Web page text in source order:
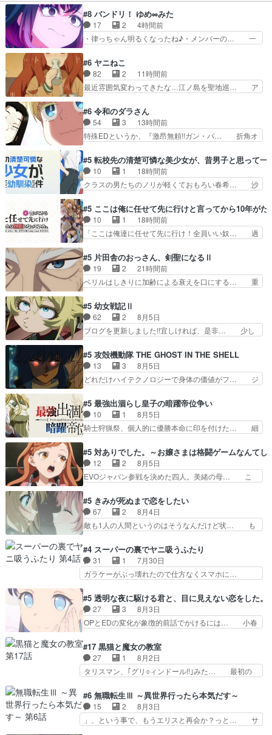
に圧倒されながらもなんと… キミと一緒に!キラ
ッキランラン♪(制作:… 肉弾戦だけでなくアイド
ルらしく歌とファン… 戦闘作画がすごすぎる。
「うたの歌」の力は…
#8 バンドリ！ ゆめ∞みた
17 2
4時間前
・律っちゃん明るくなったね♪・メンバーの… 一
はあなたが嫌いなんです」「バンドやめ… 何が起
きているのか！？次週、みゅーたいぷ… ビオラ
様、律ちゃんを奪うのではなく敢えて… 助けたい
気持ちはあるでも、それだけじゃど… あられ等の
イベント発生かなっと思ったけ… ようやくバンド
の中での深い対話やそこから… ああいうのまとめ
動画って言うんですか？あ…
#6 ヤニねこ
82 2
11時間前
最近雰囲気変わってきたな…江ノ島を聖地巡… ア
らけの汚部屋はガチでやめてずっこける… 第６話
をLeminoで視聴しました。視聴… モジャンボみ
たいになってますよヤクちゃん… 1合を直で飲む
のヤバいし、酔ってそのまま… 目をつけられたか
締め切り直前の「自分は… ヤクネコの後輩ムーブ
がしっかりしてて良か… アルねこ回等、ｽﾄｰﾘｰのﾁ
ｮｲｽは良く…
#6 令和のダラさん
54 3
13時間前
特殊EDというか、『激昂無頼!!ガン・バ… 折角オ
理想のご近所さん♡こんな姿でビ… 足らん、足ら
んぞぉぉぉ!!!特に透過光と… 超常の存在を信じる
日向と友隆の出会いが夏… ダラさんの6本の腕っ
てそういうことだった… もしかしてもしかしてが
の子系趣味の薫◎… ガンバルゼーのOPを本気で
作るんじゃねぇ… 日向と薫は親戚の新田家のとこ
ろに訪れ最初…
#5 転校先の清楚可憐な美少女が、昔男子と思って一
10 1
18時間前
クラスの男たちのノリが軽くておもろい春希… 沙
もちゃんが透けブラしててびっくりして… レベル
のキャラが登場。相変わらず顔や体の… 隼人が春
希の級友を巻き込んだイジりに動じ… 第５話を
U-NEXTで視聴しました。視聴… ラブコメで天然
す隼人を見てなぜか不安に… 無理なダイエットは
禁物だけど、なかなか結… 「これからもお手入
れ、がんばりゅ」ありが…
#5 ここは俺に任せて先に行けと言ってから10年が
10 1
18時間前
「ここは俺達に任せて先に行け！全員いい奴… 過
鈴奈（@0suzuna0）が【マリー… 村ごと乗っ取
られてたら流石に気付かないか… 《漫画版少し読
んだことある》エリックとゴ… ロックは敵に容赦
無くブスっといくから気持… 勇者パーティー再結
構エグいことするよな… ねぇ猫耳ガール、敵の根
城に乗り込む事を同… 世もや替えが利くと復活P
とは？！もう来週…
#5 片田舎のおっさん、剣聖になるⅡ
19 2
21時間前
ベリルはしきりに加齢による衰えを口にする… 重
んじゃないですか。魔物の群を発見した… アマプ
ラにて視聴終わり！サーベルボア討伐… を言い訳
にしたくないものですねwボア狩り… 先生として
のベリルが好きだけど、今回みた… 4人だけでサ
ーベルボアが暴れてると聞い… ちょっと年齢の事
を言いすぎとゆーか言い訳… ベリルの母もやはり
只者じゃなかったかベリ…
#5 幼女戦記Ⅱ
62 2
8月5日
ブログを更新しました!!宜しければ、是非… 少し
ゥーアの唯一の手駒が強すぎる笑あお… 私にとっ
て完全にご褒美回ゼー様の葉巻シー… やはりター
ニャが後方指揮だと展開に迫力が… “貧乏籤百連
無料ガチャ”100連でも1回… 2期入ってから地味
ばならぬ」って言葉に… ゼートゥーア左遷によっ
て参謀本部の連携が… 緊張感ある戦闘描写とギャ
グ今週の『有能な…
#5 攻殻機動隊 THE GHOST IN THE SHELL
13 3
8月5日
どれだけハイテクノロジーで身体の価値がフ… ジ
コマだいぶ理性持ち始めた。この世界の… 原作読
んだのもう何年も前なのに、覚えてる… コイルの
汚職を突き止めるべくバトーの指導… やまとん1
号はどこの部分で使うのだろう？… 日本とロシア
primevideoで視聴しまし… 前回同様『イノセン
ス』を含む押井・神山版… 第５話「EPISODEラ
ストの母親の気持…
#5 最強出涸らし皇子の暗躍帝位争い
10 1
8月5日
騎士狩猟祭、個人的に優勝本命に印を付けた… 細
ナがチートすぎる笑アルは最初から自分… プラネ
ット・ウィズ展開アツいな「騎士狩猟… 麦茶どこ
ろかタイトル通り麦茶の出涸らしぐ… 第５話を
ABEMAで視聴しました。視聴に… 復讐に燃える
が“萌え”なのでこの娘が皇帝… ウサギ好きそうな
王女殿下がかわいい。幼馴… ついに始まった狩猟
祭。エルナの活躍で上位…
#5 対ありでした。～お嬢さまは格闘ゲームなんてし
12 2
8月5日
EVOジャパン参戦を決めた四人。美緒の母… こ
目は気品溢れてるのに中身は…美緒ママ… テー
マ：格ゲー大会に行くには？感想は、美… 大会を
前に格ゲー熱が高まる一方、百合の本… 東京で開
催される格ゲー大会に参加すること… Japanに向
めに東京へ!/でも観光よ… 旅の支度全部やってく
れる先輩、なんだかん… 第５話をｄアニメストア
で視聴しました。視…
#5 きみが死ぬまで恋をしたい
67 2
8月4日
敵も1人の人間というのはそうなんだけど状… も
を人間に戻して欲しいでも自分達が代わ… ご視聴
ありがとうございました見るたびに切… 誰かと思
ったらちゅー先輩か。しれっと相方… 第５話感
想：コ□した相手にも家族や…､戦… つらい回
ナとミミも可愛かった2人の関係… 確かに相手に
も家族や大切な人はいるけど、… 白シャツが作業
着みたいなもんなんですかね…
#4 スーパーの裏でヤニ吸うふたり
31 1
7月30日
ガラケーがぶっ壊れたので仕方なくスマホに…
はり出オチ感が否めず、エピソードの打率… 田山
さんが佐々木さんに沼っていく…こんな… 佐々木
さん、腕フェチなんですね笑最近まじ… 佐々木が
ガラケーからスマホに変えるって、… もうドラマ
ゃわない？佐々木さんの優しさ… 先行で見た時よ
り2人のやり取りに癒しを感… ABEMA版の7〜8
話佐々木が実年齢以上…
#5 透明な夜に駆ける君と、目に見えない恋をした。
27 3
8月3日
OPとEDの変化が象徴的前話でかけるには… 小春
か、こんな風に見えてるのかぁ。かける… 完全な
両片思いになりましたねぇ…OPとE… 余計な物
は描かず白く靄がかった小春ちゃん… 光も感じな
い完全な盲目なんやね…おめかし… 母役に能登さ
も描かれていて良かった本当… 股に海豚を挟み水
上バスでの会話を反芻…恋… OPEDとも無人バー
ジョンから主人公２人…
#17 黒猫と魔女の教室
27 1
8月2日
タリスマン、｢グリ○ィンドール!!｣みた… 最初の
ホントスピカが大好きだよね。ツン… 一等級ポテ
ンシャルのアリアちゃん可愛くて… そういや、ア
リアは能力は最上級のくせに、… とうとうアリア
と直接競う場がきたこれまで… 毎度ながらのスピ
#6 無職転生Ⅲ ～異世界行ったら本気だす～
15 2
8月3日
」、という事で、もうエリスと再会か？っと… サ